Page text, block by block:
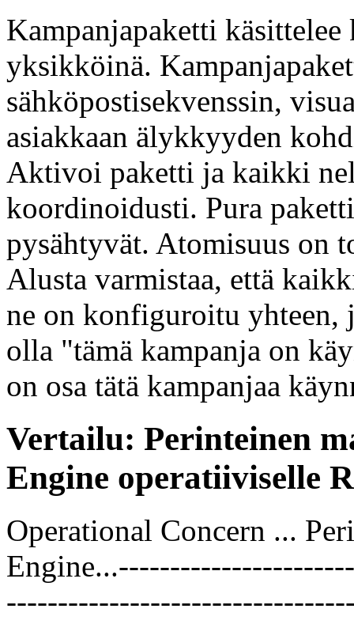
Kampanjapaketti
yksikköinä.
sähköpostisekvenssin,
asiakkaan älykkyyden
Aktivoi paketti ja kaikki
koordinoidusti. Pura
pysähtyvät. Atomisuus on
Alusta varmistaa, että
ne on konfiguroitu
olla "tämä kampanja on
on osa tätä kampanjaa
Vertailu: Perinteinen
Engine operatiiviselle
Operational Concern ...